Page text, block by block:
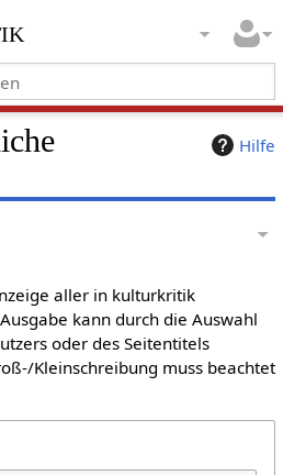
Hilfe
aller in kulturkritik
kann durch die Auswahl
oder des Seitentitels
Kleinschreibung muss beachtet